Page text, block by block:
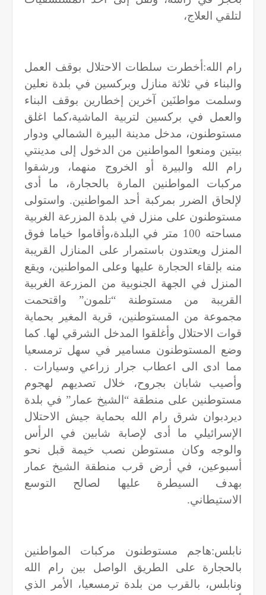
لتلقي العلاج،
رام الله:أخطرت سلطات الاحتلال بوقف العمل
والبناء في ثلاثة منازل وبركسين في بلدة نعلين
وسلمت مواطنَين آخرين إخطارين بوقف البناء
والعمل في بركسين لتربية الماشية،كما اغلق
مستوطنون، مدخل مدينة البيرة الشمالي ودوار
بيتين ومنعوا المواطنين من الدخول إلى مدينتي
رام الله والبيرة أو الخروج منهما، ورشقوا
مركبات المواطنين المارة بالحجارة، ما أدى
لإلحاق الضرر بمركبة أحد المواطنين. واستولى
مستوطنون على منزل في بلدة المزرعة الغربية
مساحته 100 متر في البلدة،وأقاموا خياما فوق
المنزل ويعتدون باستمرار على المنازل القريبة
منه بإلقاء الحجارة عليها وعلى المواطنين، ويقع
المنزل في الجهة الجنوبية من المزرعة الغربية
القريبة من مستوطنة “تلمون” واقتحمت
مجموعة من المستوطنين، قرية المغير بحماية
قوات الاحتلال وأغلقوا المدخل الشرقي لها. كما
وضع المستوطنون مسامير في سهل ترمسعيا
مما ادى الى اعطاب جرار زراعي وسيارات .
وأصيب شابان بجروح، خلال تصديهم لهجوم
مستوطنين على منطقة “الشيخ عمار” في بلدة
ديردبوان شرق رام الله بحماية جيش الاحتلال
الإسرائيلي ما أدى لإصابة شابين في الرأس
والوجه وكان مستوطن نصب خيمة قبل نحو
أسبوعين، في أرض قرب منطقة الشيخ عمار
بهدف السيطرة عليها لصالح التوسع
الاستيطاني.
نابلس:هاجم مستوطنون مركبات المواطنين
بالحجارة على الطريق الواصل بين رام الله
ونابلس، بالقرب من بلدة ترمسعيا، الأمر الذي